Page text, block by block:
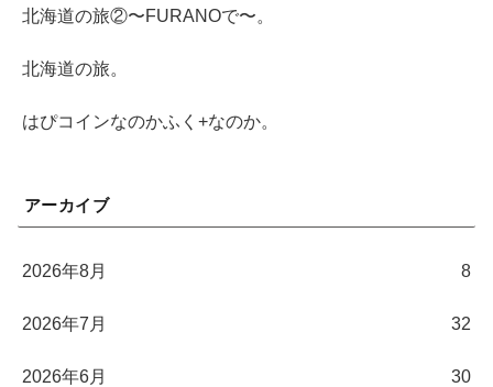
北海道の旅②〜FURANOで〜。
北海道の旅。
はぴコインなのかふく+なのか。
アーカイブ
2026年8月 8
2026年7月 32
2026年6月 30